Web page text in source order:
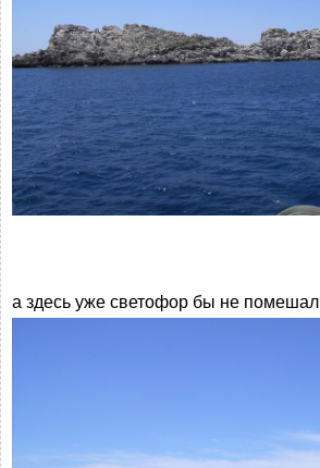
а здесь уже светофор бы не помешал